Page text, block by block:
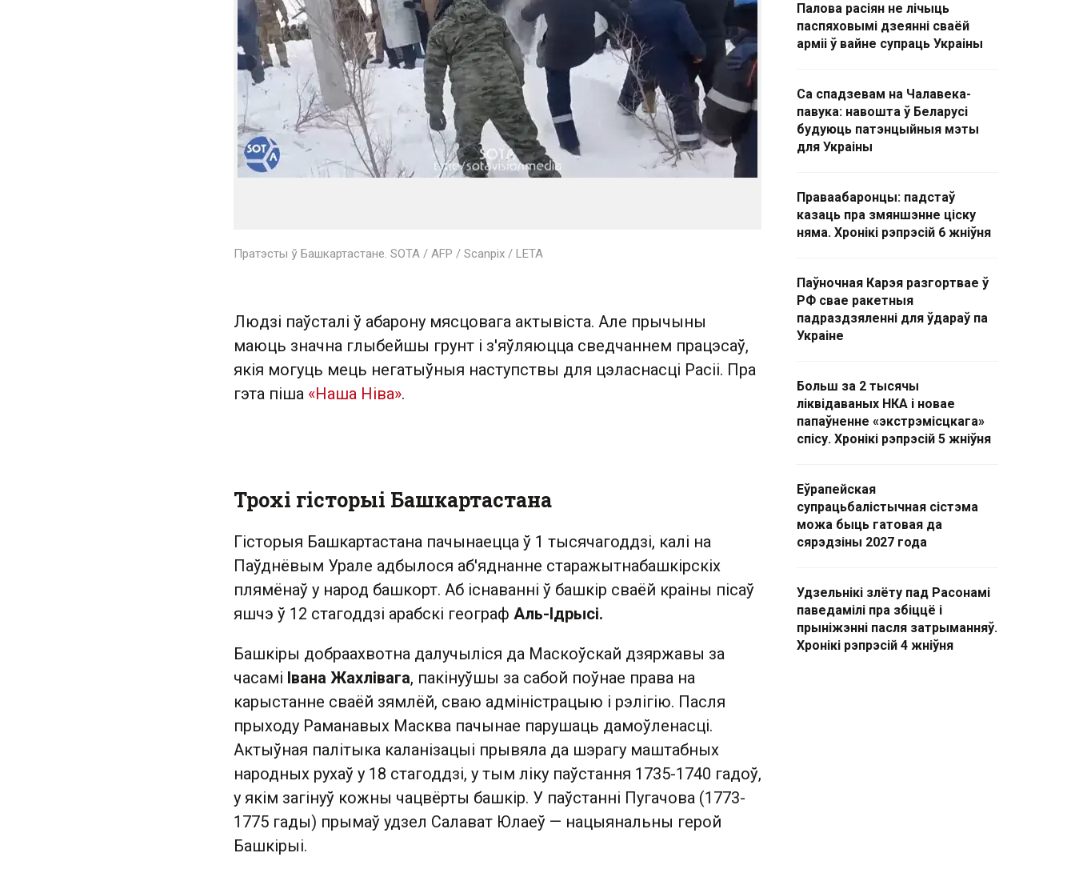
Пратэсты ў Башкартастане. SOTA / AFP / Scanpix / LETA
Людзі паўсталі ў абарону мясцовага актывіста. Але прычыны
маюць значна глыбейшы грунт і з'яўляюцца сведчаннем працэсаў,
якія могуць мець негатыўныя наступствы для цэласнасці Расіі. Пра
гэта піша «Наша Ніва».
Трохі гісторыі Башкартастана
Гісторыя Башкартастана пачынаецца ў 1 тысячагоддзі, калі на
Паўднёвым Урале адбылося аб'яднанне старажытнабашкірскіх
плямёнаў у народ башкорт. Аб існаванні ў башкір сваёй краіны пісаў
яшчэ ў 12 стагоддзі арабскі географ Аль-Ідрысі.
Башкіры добраахвотна далучыліся да Маскоўскай дзяржавы за
часамі Івана Жахлівага, пакінуўшы за сабой поўнае права на
карыстанне сваёй зямлёй, сваю адміністрацыю і рэлігію. Пасля
прыходу Раманавых Масква пачынае парушаць дамоўленасці.
Актыўная палітыка каланізацыі прывяла да шэрагу маштабных
народных рухаў у 18 стагоддзі, у тым ліку паўстання 1735-1740 гадоў,
у якім загінуў кожны чацвёрты башкір. У паўстанні Пугачова (1773-
1775 гады) прымаў удзел Салават Юлаеў — нацыянальны герой
Башкірыі.
Палова расіян не лічыць
паспяховымі дзеянні сваёй
арміі ў вайне супраць Украіны
Са спадзевам на Чалавека-
павука: навошта ў Беларусі
будуюць патэнцыйныя мэты
для Украіны
Праваабаронцы: падстаў
казаць пра змяншэнне ціску
няма. Хронікі рэпрэсій 6 жніўня
Паўночная Карэя разгортвае ў
РФ свае ракетныя
падраздзяленні для ўдараў па
Украіне
Больш за 2 тысячы
ліквідаваных НКА і новае
папаўненне «экстрэмісцкага»
спісу. Хронікі рэпрэсій 5 жніўня
Еўрапейская
супрацьбалістычная сістэма
можа быць гатовая да
сярэдзіны 2027 года
Удзельнікі злёту пад Расонамі
паведамілі пра збіццё і
прыніжэнні пасля затрыманняў.
Хронікі рэпрэсій 4 жніўня